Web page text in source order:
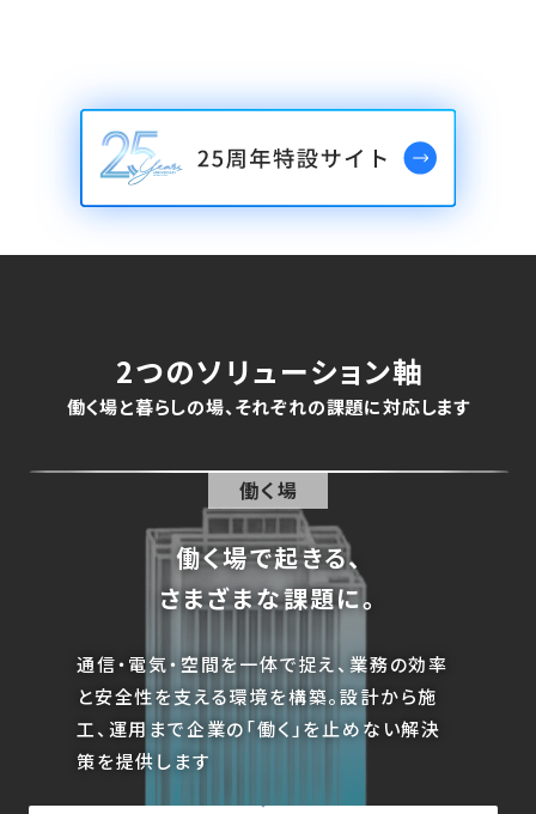
2つのソリューション軸
働く場と暮らしの場、それぞれの課題に対応します
働く場
働く場で起きる、
さまざまな課題に。
通信・電気・空間を一体で捉え、業務の効率
と安全性を支える環境を構築。設計から施
工、運用まで企業の「働く」を止めない解決
策を提供します